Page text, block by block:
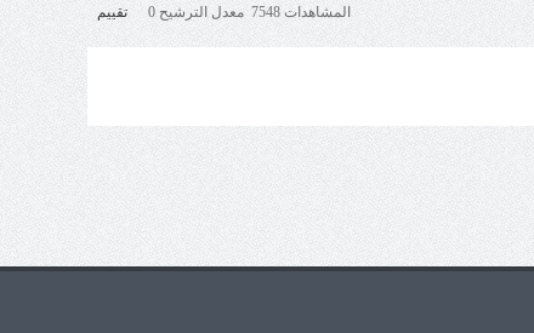
المشاهدات 7548 معدل الترشيح 0 تقييم